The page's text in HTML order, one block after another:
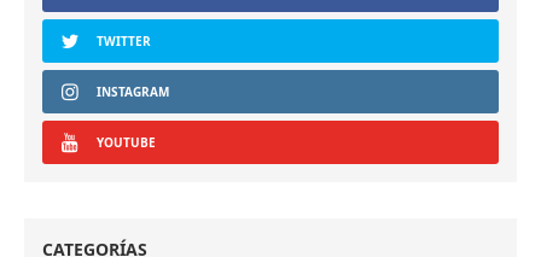
TWITTER
INSTAGRAM
YOUTUBE
CATEGORÍAS